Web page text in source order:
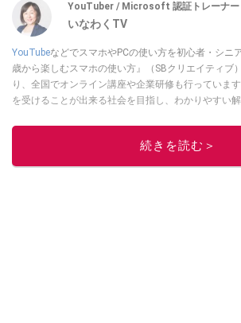
YouTuber / Microsoft 認証トレーナ
いなわくTV
YouTubeなどでスマホやPCの使い方を初心者・シニ
歳から楽しむスマホの使い方』（SBクリエイティブ
り、全国でオンライン講座や企業研修も行っていま
を受けることが出来る社会を目指し、わかりやすい
このイチオシス
続きを読む＞